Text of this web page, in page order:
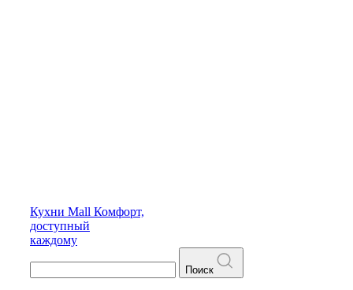
Кухни Mall Комфорт,
доступный
каждому
Поиск